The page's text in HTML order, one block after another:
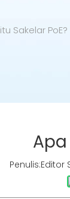
Sakelar PoE?
Apa
Penulis:Editor